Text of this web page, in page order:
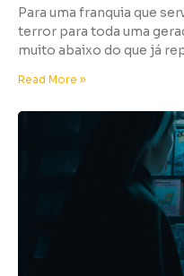
Para uma franquia que
terror para toda uma
muito abaixo do que já
Read More »